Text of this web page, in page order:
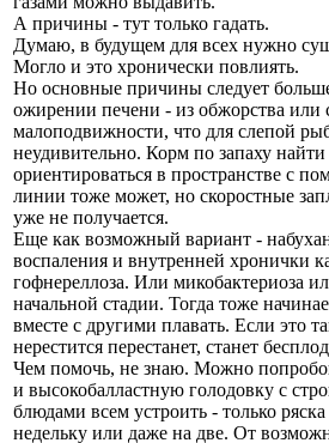
А причины - тут только гадать.
Думаю, в будущем для всех нужно
Могло и это хронически повлиять.
Но основные причины следует
ожирении печени - из обжорства или
малоподвижности, что для слепой
неудивительно. Корм по запаху
ориентироваться в пространстве с
линии тоже может, но скоростные
уже не получается.
Еще как возможный вариант -
воспаления и внутренней хронички
гофнереллоза. Или микобактериоза
начальной стадии. Тогда тоже
вместе с другими плавать. Если это
нерестится перестанет, станет
Чем помочь, не знаю. Можно
и высокобалластную голодовку с
блюдами всем устроить - только ряска
недельку или даже на две. От